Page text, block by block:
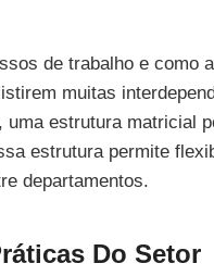
de trabalho e como
muitas
uma estrutura matricial
estrutura permite
departamentos.
Do Setor